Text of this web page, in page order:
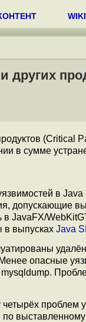
WIKI
других
(Critical
в сумме
в
допускающие
JavaFX/
в выпусках Java
опасные
проблем